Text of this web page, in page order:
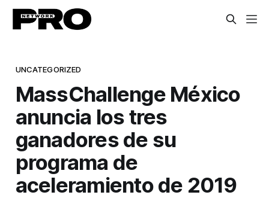
UNCATEGORIZED
MassChallenge México
anuncia los tres
ganadores de su
programa de
aceleramiento de 2019